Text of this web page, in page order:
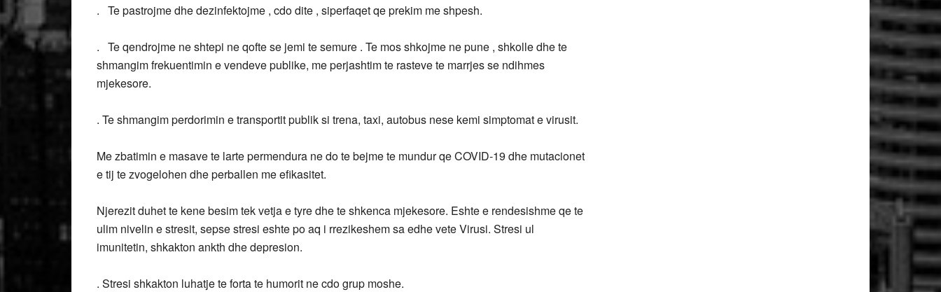
. Te pastrojme dhe dezinfektojme , cdo dite , siperfaqet qe prekim me shpesh.
. Te qendrojme ne shtepi ne qofte se jemi te semure . Te mos shkojme ne pune , shkolle dhe te
shmangim frekuentimin e vendeve publike, me perjashtim te rasteve te marrjes se ndihmes
mjekesore.
. Te shmangim perdorimin e transportit publik si trena, taxi, autobus nese kemi simptomat e virusit.
Me zbatimin e masave te larte permendura ne do te bejme te mundur qe COVID-19 dhe mutacionet
e tij te zvogelohen dhe perballen me efikasitet.
Njerezit duhet te kene besim tek vetja e tyre dhe te shkenca mjekesore. Eshte e rendesishme qe te
ulim nivelin e stresit, sepse stresi eshte po aq i rrezikeshem sa edhe vete Virusi. Stresi ul
imunitetin, shkakton ankth dhe depresion.
. Stresi shkakton luhatje te forta te humorit ne cdo grup moshe.